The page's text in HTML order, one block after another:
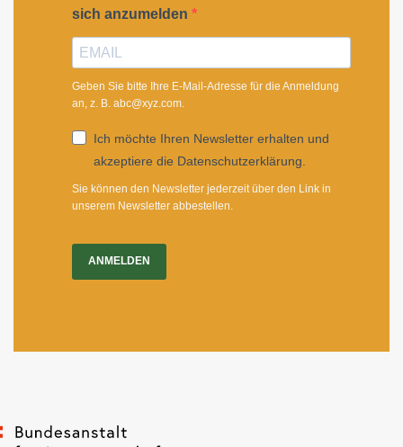
sich anzumelden
Geben Sie bitte Ihre E-Mail-Adresse für die Anmeldung
an, z. B. abc@xyz.com.
Ich möchte Ihren Newsletter erhalten und
akzeptiere die Datenschutzerklärung.
Sie können den Newsletter jederzeit über den Link in
unserem Newsletter abbestellen.
ANMELDEN